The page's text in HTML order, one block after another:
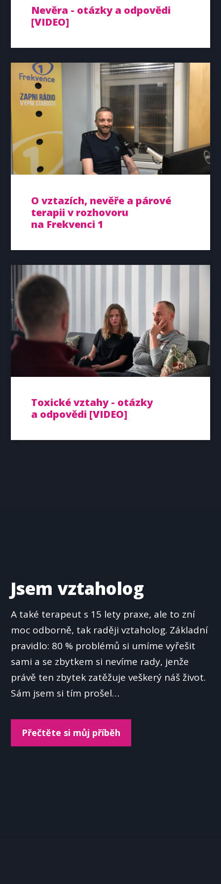
Nevěra - otázky a odpovědi
[VIDEO]
O vztazích, nevěře a párové
terapii v rozhovoru
na Frekvenci 1
Toxické vztahy - otázky
a odpovědi [VIDEO]
Jsem vztaholog
A také terapeut s 15 lety praxe, ale to zní
moc odborně, tak raději vztaholog. Základní
pravidlo: 80 % problémů si umíme vyřešit
sami a se zbytkem si nevíme rady, jenže
právě ten zbytek zatěžuje veškerý náš život.
Sám jsem si tím prošel…
Přečtěte si můj příběh